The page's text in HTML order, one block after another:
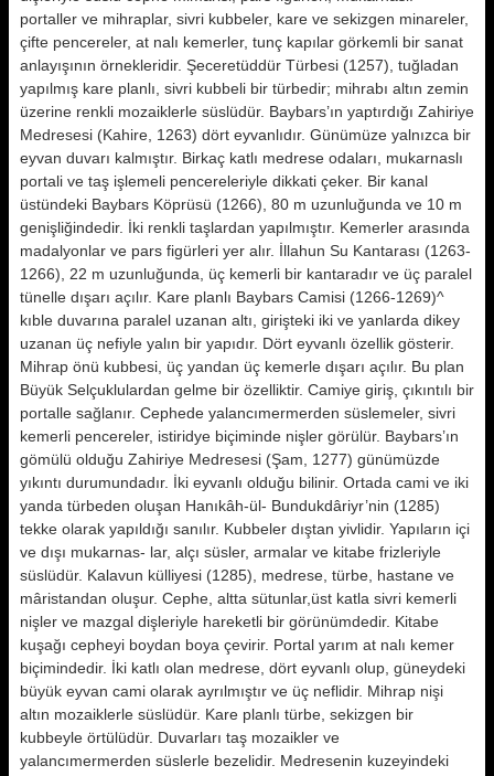
portaller ve mih­raplar, sivri kubbeler, kare ve sekiz­gen minareler,
çifte pencereler, at na­lı kemerler, tunç kapılar görkemli bir sanat
anlayışının örnekleridir. Şeceretüddür Türbesi (1257), tuğla­dan
yapılmış kare planlı, sivri kubbe­li bir türbedir; mihrabı altın zemin
üzerine renkli mozaiklerle süslüdür. Baybars’ın yaptırdığı Zahiriye
Med­resesi (Kahire, 1263) dört eyvanlıdır. Günümüze yalnızca bir
eyvan duvarı kalmıştır. Birkaç katlı medrese odala­rı, mukarnaslı
portali ve taş işlemeli pencereleriyle dikkati çeker. Bir ka­nal
üstündeki Baybars Köprüsü (1266), 80 m uzunluğunda ve 10 m
genişliğindedir. İki renkli taşlardan yapılmıştır. Kemerler arasında
madal­yonlar ve pars figürleri yer alır. İllahun Su Kantarası (1263-
1266), 22 m uzunluğunda, üç kemerli bir kantara­dır ve üç paralel
tünelle dışarı açılır. Kare planlı Baybars Camisi (1266-1269)^
kıble duvarına paralel uzanan altı, girişteki iki ve yanlarda dikey
uzanan üç nefiyle yalın bir ya­pıdır. Dört eyvanlı özellik gösterir.
Mihrap önü kubbesi, üç yandan üç ke­merle dışarı açılır. Bu plan
Büyük Sel­çuklulardan gelme bir özelliktir. Ca­miye giriş, çıkıntılı bir
portalle sağla­nır. Cephede yalancımermerden süs­lemeler, sivri
kemerli pencereler, is­tiridye biçiminde nişler görülür. Baybars’ın
gömülü olduğu Zahiriye Med­resesi (Şam, 1277) günümüzde
yıkıntı durumundadır. İki eyvanlı olduğu bi­linir. Ortada cami ve iki
yanda türbeden oluşan Hanıkâh-ül- Bundukdâriyr’nin (1285)
tekke olarak yapıldığı sanılır. Kubbeler dıştan yiv­lidir. Yapıların içi
ve dışı mukarnas- lar, alçı süsler, armalar ve kitabe friz­leriyle
süslüdür. Kalavun külliyesi (1285), medrese, türbe, hastane ve
mâristandan oluşur. Cephe, altta sü­tunlar,üst katla sivri kemerli
nişler ve mazgal dişleriyle hareketli bir görü­nümdedir. Kitabe
kuşağı cepheyi boy­dan boya çevirir. Portal yarım at nalı kemer
biçimindedir. İki katlı olan medrese, dört eyvanlı olup, güneyde­ki
büyük eyvan cami olarak ayrılmış­tır ve üç neflidir. Mihrap nişi
altın mo­zaiklerle süslüdür. Kare planlı türbe, sekizgen bir
kubbeyle örtülüdür. Du­varları taş mozaikler ve
yalancımermerden süslerle bezelidir. Medrese­nin kuzeyindeki